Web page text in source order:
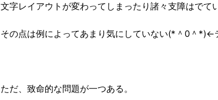
文字レイアウトが変わってしまったり諸々支障はでて
その点は例によってあまり気にしていない(*＾0＾*)←
ただ、致命的な問題が一つある。